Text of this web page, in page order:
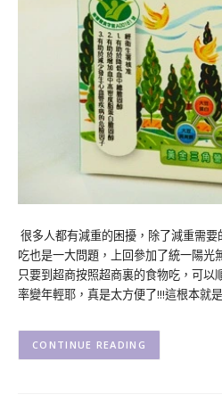
很多人都有減重的困擾，除了減重需
吃也是一大問題，上回參加了統一陽光
只要到超商按照超商裏的食物吃，可
率變年輕耶，真是太方便了!!!這根本就
CONTINUE READING